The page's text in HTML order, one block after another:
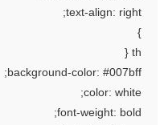
text-align:
background-color:
color:
font-weight: